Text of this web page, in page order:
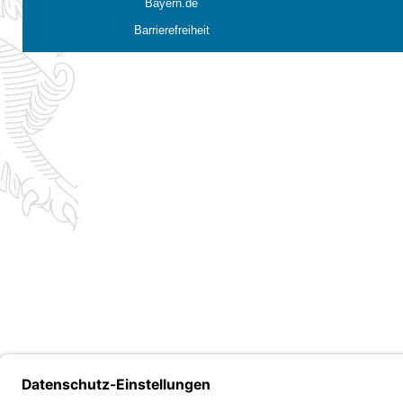
Bayern.de
Barrierefreiheit